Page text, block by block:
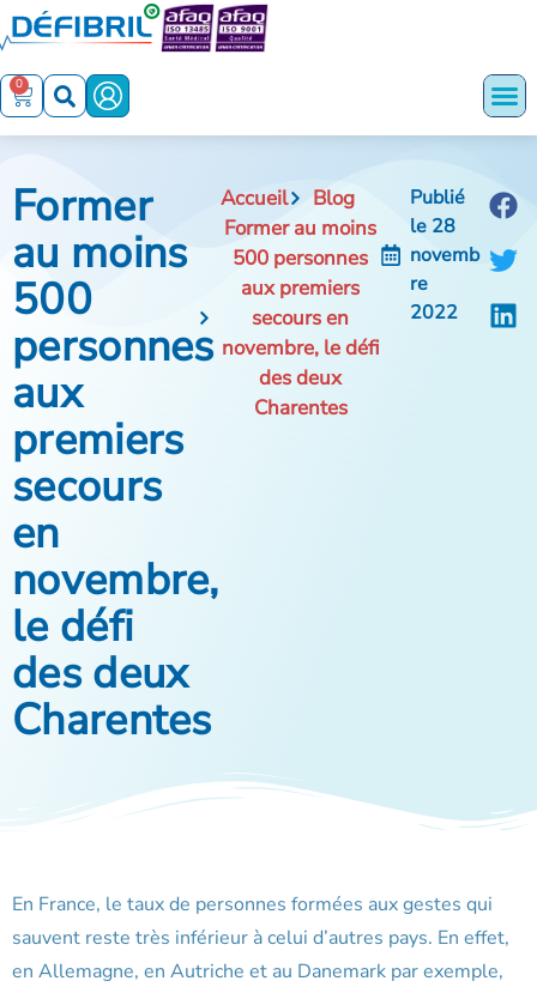
0
Former
au moins
500
personnes
aux
premiers
secours
en
novembre,
le défi
des deux
Charentes
Accueil
Blog
Former au moins
500 personnes
aux premiers
secours en
novembre, le défi
des deux
Charentes
Publié
le 28
novemb
re
2022
En France, le taux de personnes formées aux gestes qui
sauvent reste très inférieur à celui d’autres pays. En effet,
en Allemagne, en Autriche et au Danemark par exemple,